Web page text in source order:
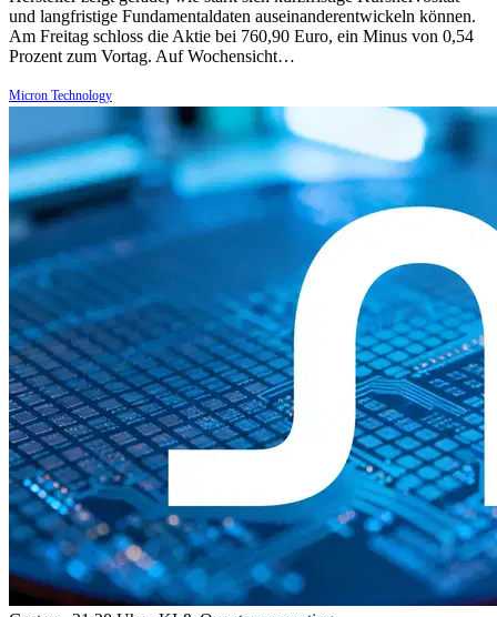
und langfristige Fundamentaldaten auseinanderentwickeln können.
Am Freitag schloss die Aktie bei 760,90 Euro, ein Minus von 0,54
Prozent zum Vortag. Auf Wochensicht…
Micron Technology